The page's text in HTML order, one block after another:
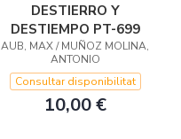
DESTIERRO Y
DESTIEMPO PT-699
AUB, MAX / MUÑOZ MOLINA,
ANTONIO
Consultar disponibilitat
10,00 €